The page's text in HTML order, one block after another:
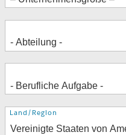
Adresse
Land/Region